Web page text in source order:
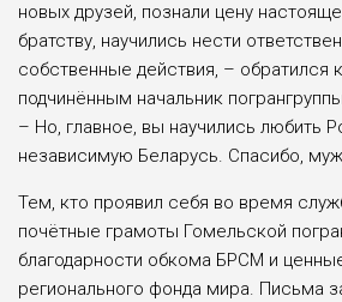
новых друзей, познали цену
братству, научились нести
собственные действия, – обратился
подчинённым начальник
– Но, главное, вы научились любить
независимую Беларусь. Спасибо,
Тем, кто проявил себя во время
почётные грамоты Гомельской
благодарности обкома БРСМ и
регионального фонда мира. Письма